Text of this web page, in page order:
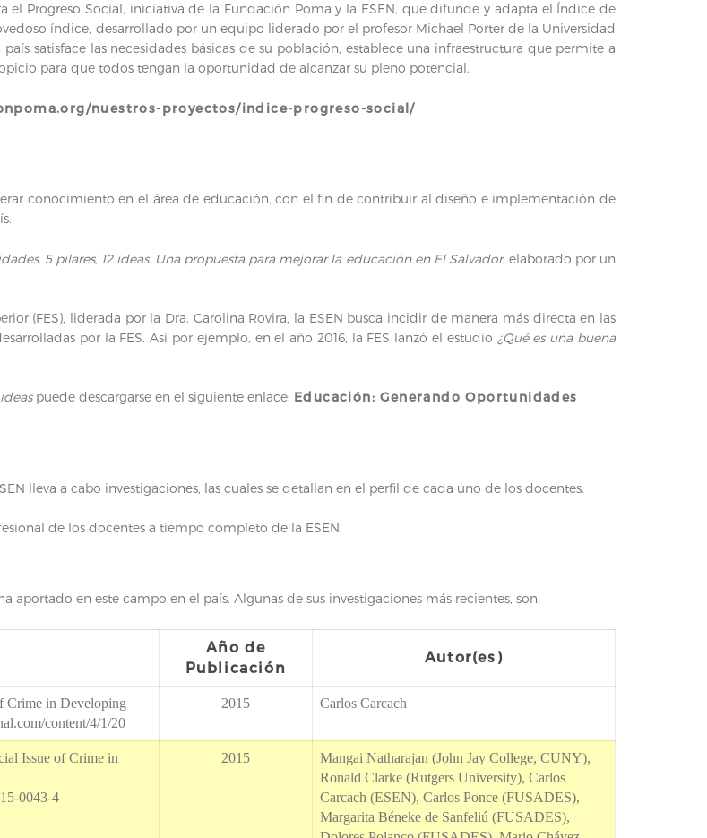
el Progreso Social, iniciativa de la Fundación Poma y la ESEN, que difunde y adapta el Índice de
índice, desarrollado por un equipo liderado por el profesor Michael Porter de la Universidad
satisface las necesidades básicas de su población, establece una infraestructura que permite a
para que todos tengan la oportunidad de alcanzar su pleno potencial.
nuestros-proyectos/indice-progreso-social/
conocimiento en el área de educación, con el fin de contribuir al diseño e implementación de
5 pilares, 12 ideas. Una propuesta para mejorar la educación en El Salvador, elaborado por un
(FES), liderada por la Dra. Carolina Rovira, la ESEN busca incidir de manera más directa en las
por la FES. Así por ejemplo, en el año 2016, la FES lanzó el estudio ¿Qué es una buena
puede descargarse en el siguiente enlace: Educación: Generando Oportunidades
lleva a cabo investigaciones, las cuales se detallan en el perfil de cada uno de los docentes.
de los docentes a tiempo completo de la ESEN.
en este campo en el país. Algunas de sus investigaciones más recientes, son:
Año de
Publicación
Autor(es)
Crime in Developing
content/4/1/20
2015 Carlos Carcach
Issue of Crime in
0043-4
2015
Mangai Natharajan (John Jay College, CUNY),
Ronald Clarke (Rutgers University), Carlos
Carcach (ESEN), Carlos Ponce (FUSADES),
Margarita Béneke de Sanfeliú (FUSADES),